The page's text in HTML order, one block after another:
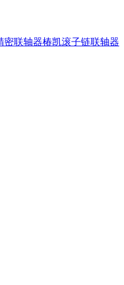
密联轴器椿凯滚子链联轴器